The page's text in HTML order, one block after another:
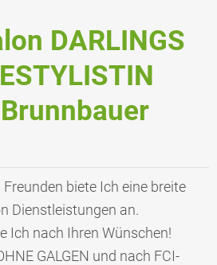
DARLINGS
Freunden biete Ich eine breite
Dienstleistungen an.
Ich nach Ihren Wünschen!
GALGEN und nach FCI-